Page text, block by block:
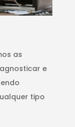
as
e
tipo